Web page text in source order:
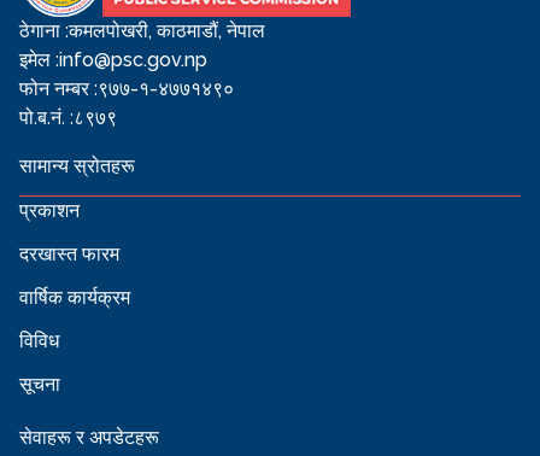
ठेगाना :कमलपोखरी, काठमाडौं, नेपाल
इमेल :info@psc.gov.np
फोन नम्बर :९७७-१-४७७१४९०
पो.ब.नं. :८९७९
सामान्य स्रोतहरू
प्रकाशन
दरखास्त फारम
वार्षिक कार्यक्रम
विविध
सूचना
सेवाहरू र अपडेटहरू